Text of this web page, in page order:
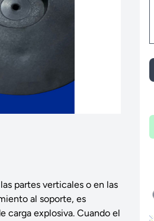
partes verticales o en las
al soporte, es
carga explosiva. Cuando el